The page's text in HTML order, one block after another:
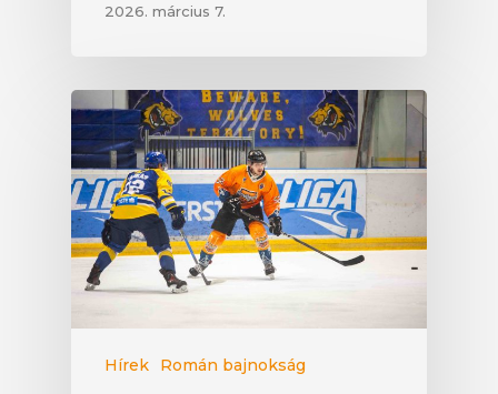
2026. március 7.
Hírek Román bajnokság